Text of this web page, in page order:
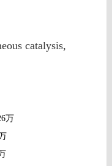
catalysis,
万